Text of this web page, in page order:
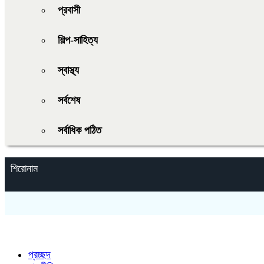
প্রবাসী
শিল্প-সাহিত্য
স্বাস্থ্য
সর্বশেষ
সর্বাধিক পঠিত
শিরোনাম
প্রচ্ছদ